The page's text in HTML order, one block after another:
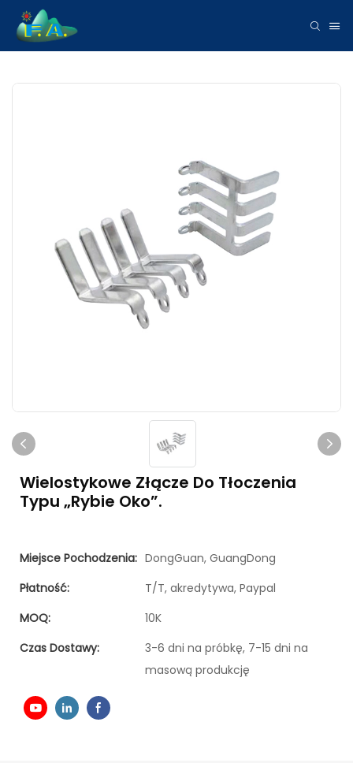
Wielostykowe Złącze Do Tłoczenia
Typu „rybie Oko”.
Miejsce Pochodzenia: DongGuan, GuangDong
Płatność:
T/T, akredytywa, Paypal
MOQ:
10K
Czas Dostawy:
3-6 dni na próbkę, 7-15 dni na
masową produkcję